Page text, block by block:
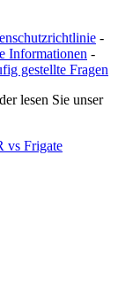
-
Informationen -
gestellte Fragen
lesen Sie unser
vs Frigate